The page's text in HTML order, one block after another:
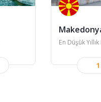
En Düşük
1